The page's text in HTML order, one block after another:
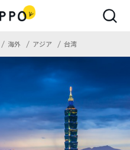
海外 アジア 台湾